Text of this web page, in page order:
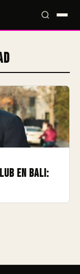
📰 Magazine
en Bali: